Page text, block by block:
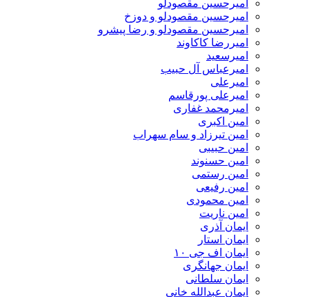
امیرحسین مقصودلو
امیرحسین مقصودلو و دوزخ
امیرحسین مقصودلو و رضا پیشرو
امیررضا کاکاوند
امیرسعید
امیرعباس آل حبیب
امیرعلی
امیرعلی پورقاسم
امیرمحمد غفاری
امین اکبری
امین تیرزاد و سام سهراب
امین حبیبی
امین حسنوند
امین رستمی
امین رفیعی
امین محمودی
امین ناریت
ایمان آذری
ایمان استار
ایمان اف جی ۱۰
ایمان جهانگری
ایمان سلطانی
ایمان عبدالله خانی